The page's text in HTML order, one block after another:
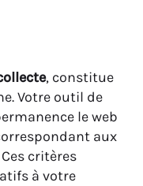
, constitue
Votre outil de
le web
aux
critères
à votre